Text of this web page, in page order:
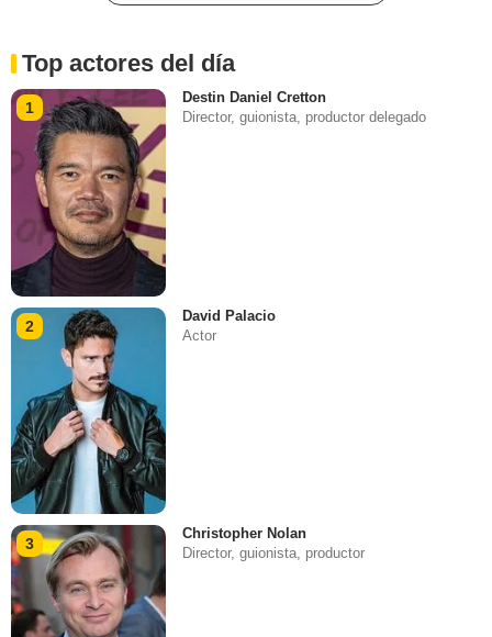
Top actores del día
1
Destin Daniel Cretton
Director, guionista, productor delegado
2
David Palacio
Actor
3
Christopher Nolan
Director, guionista, productor